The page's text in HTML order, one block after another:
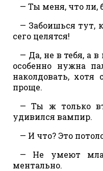
— Ты меня, что ли,
— Забоишься тут,
сего целятся!
— Да, не в тебя, а
особенно нужна
наколдовать, хотя
проще.
— Ты ж только
удивился вампир.
— И что? Это
— Не умеют
ментально.